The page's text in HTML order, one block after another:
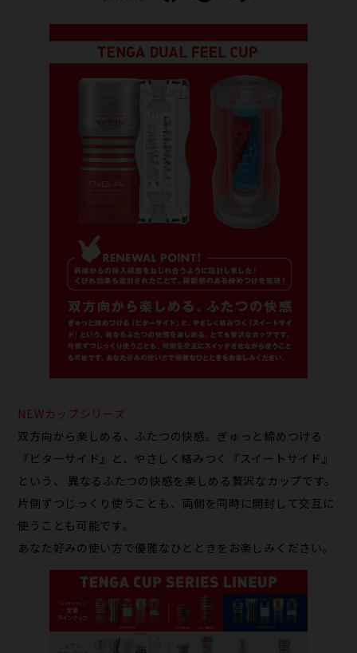
NEWカップシリーズ
双方向から楽しめる、ふたつの快感。ぎゅっと締めつける
『ビターサイド』と、やさしく絡みつく『スイートサイド』
という、 異なるふたつの快感を楽しめる贅沢なカップです。
片側ずつじっくり使うことも、両側を同時に開封して交互に
使うことも可能です。
あなた好みの使い方で優雅なひとときをお楽しみください。